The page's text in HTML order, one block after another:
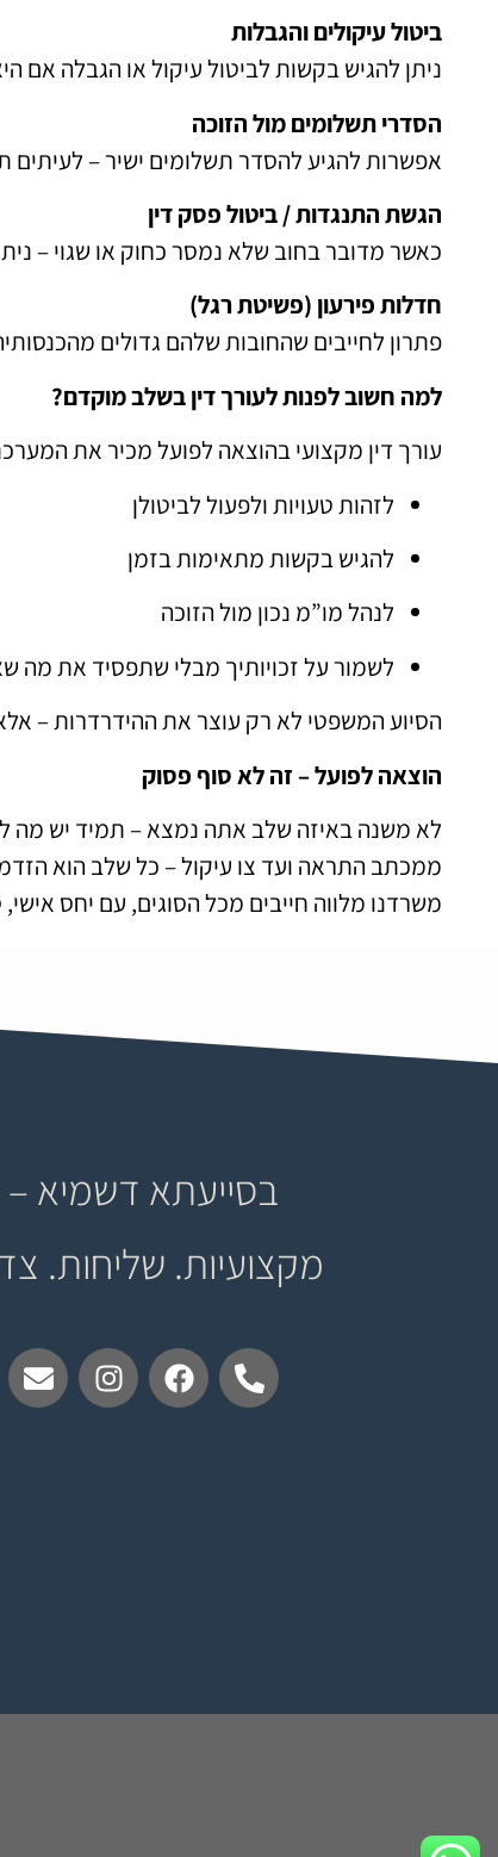
ביטול עיקולים והגבלות
ניתן להגיש בקשות לביטול עיקול או הגבלה אם
הסדרי תשלומים מול הזוכה
אפשרות להגיע להסדר תשלומים ישיר – לעיתים
הגשת התנגדות / ביטול פסק דין
כאשר מדובר בחוב שלא נמסר כחוק או שגוי –
חדלות פירעון (פשיטת רגל)
פתרון לחייבים שהחובות שלהם גדולים
למה חשוב לפנות לעורך דין בשלב מוקדם?
עורך דין מקצועי בהוצאה לפועל מכיר את
לזהות טעויות ולפעול לביטולן
להגיש בקשות מתאימות בזמן
לנהל מו”מ נכון מול הזוכה
לשמור על זכויותיך מבלי שתפסיד את מה
הסיוע המשפטי לא רק עוצר את ההידרדרות –
הוצאה לפועל – זה לא סוף פסוק
לא משנה באיזה שלב אתה נמצא – תמיד יש מה
ממכתב התראה ועד צו עיקול – כל שלב הוא
משרדנו מלווה חייבים מכל הסוגים, עם יחס
בסייעתא דשמיא –
מקצועיות. שליחות.